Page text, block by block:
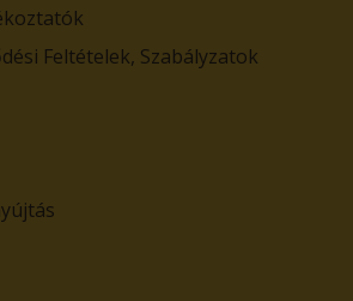
Feltételek, Szabályzatok